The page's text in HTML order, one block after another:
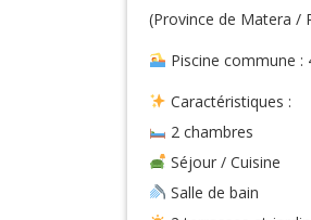
(Province de Matera /
Piscine commune :
Caractéristiques :
2 chambres
Séjour / Cuisine
Salle de bain